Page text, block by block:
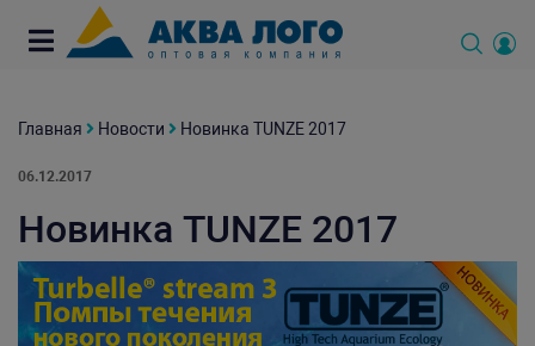
Главная Новости Новинка TUNZE 2017
06.12.2017
Новинка TUNZE 2017